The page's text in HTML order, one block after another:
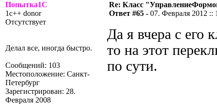
Попытка1С
1c++ donor
Отсутствует
Делал все, иногда быстро.
Сообщений: 103
Местоположение: Санкт-
Петербург
Зарегистрирован: 28.
Февраля 2008
Re: Класс
Ответ #65 - 07. Февраля 2012 ::
Да я вчера с его
то на этот
по сути.